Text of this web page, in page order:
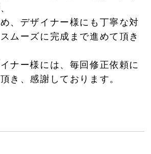
、デザイナー様にも丁寧な対
ムーズに完成まで進めて頂き
ナー様には、毎回修正依頼に
き、感謝しております。